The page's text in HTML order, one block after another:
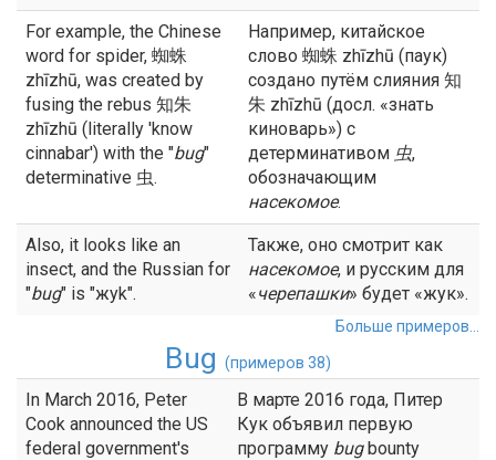
For example, the Chinese
word for spider, 蜘蛛
zhīzhū, was created by
fusing the rebus 知朱
zhīzhū (literally 'know
cinnabar') with the "bug"
determinative 虫.
Например, китайское
слово 蜘蛛 zhīzhū (паук)
создано путём слияния 知
朱 zhīzhū (досл. «знать
киноварь») с
детерминативом 虫,
обозначающим
насекомое.
Also, it looks like an
insect, and the Russian for
"bug" is "жyk".
Также, оно смотрит как
насекомое, и русским для
«черепашки» будет «жук».
Больше примеров...
Bug (примеров 38)
In March 2016, Peter
Cook announced the US
federal government's
В марте 2016 года, Питер
Кук объявил первую
программу bugbounty